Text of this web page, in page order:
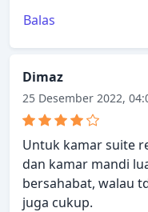
Balas
Dimaz
25 Desember 2022,
Untuk kamar suite
dan kamar mandi
bersahabat, walau
juga cukup.